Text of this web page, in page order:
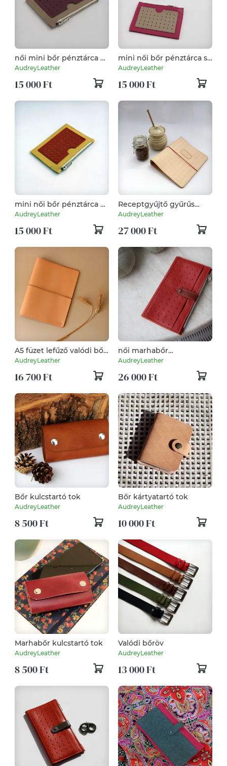
női mini bőr pénztárca és
kártyatartó
AudreyLeather
15 000 Ft
mini női bőr pénztárca s
kártyatartó tok
AudreyLeather
15 000 Ft
mini női bőr pénztárca és
kártyatartó tok
AudreyLeather
15 000 Ft
Receptgyűjtő gyűrűs
mappa bőrből
AudreyLeather
27 000 Ft
A5 füzet lefűző valódi bőr
gumis mappa
AudreyLeather
16 700 Ft
női marhabőr
pénzárca/irattartó/
AudreyLeather
26 000 Ft
Bőr kulcstartó tok
AudreyLeather
8 500 Ft
Bőr kártyatartó tok
AudreyLeather
10 000 Ft
Marhabőr kulcstartó tok
AudreyLeather
8 500 Ft
Valódi bőröv
AudreyLeather
13 000 Ft